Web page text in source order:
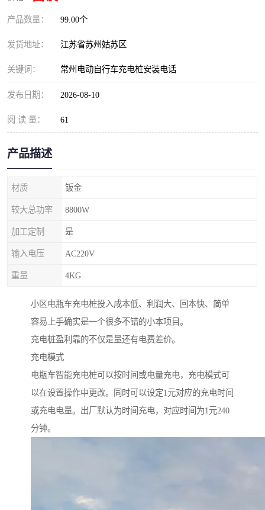
产品数量： 99.00个
发货地址： 江苏省苏州姑苏区
关键词： 常州电动自行车充电桩安装电话
发布日期： 2026-08-10
阅 读 量： 61
产品描述
材质 钣金
较大总功率 8800W
加工定制 是
输入电压 AC220V
重量 4KG
小区电瓶车充电桩投入成本低、利润大、回本快、简单
容易上手确实是一个很多不错的小本项目。
充电桩盈利靠的不仅是量还有电费差价。
充电模式
电瓶车智能充电桩可以按时间或电量充电，充电模式可
以在设置操作中更改。同时可以设定1元对应的充电时间
或充电电量。出厂默认为时间充电，对应时间为1元240
分钟。